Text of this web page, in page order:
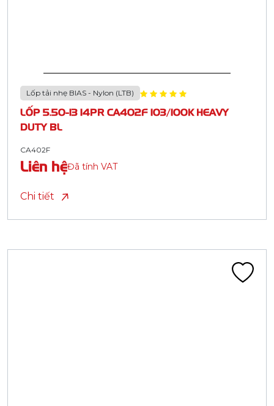
Lốp tải nhẹ BIAS - Nylon (LTB)
LỐP 5.50-13 14PR CA402F 103/100K HEAVY
DUTY BL
CA402F
Liên hệĐã tính VAT
Chi tiết